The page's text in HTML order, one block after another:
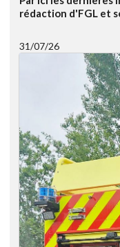
rédaction d'FGL et
31/07/26